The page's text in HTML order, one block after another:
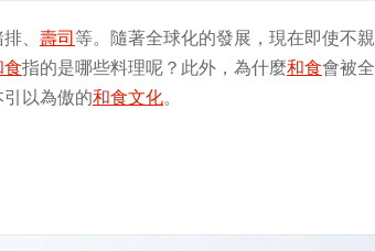
、 壽司等。隨著全球化的發展，現在即使不親
指的是哪些料理呢？此外，為什麼和食會被全
以為傲的和食文化。